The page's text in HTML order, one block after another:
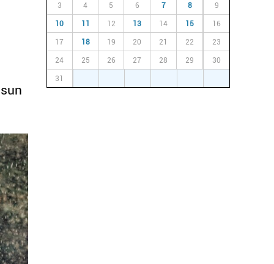
3 4 5 6 7 8 9
10 11 12 13 14 15 16
17 18 19 20 21 22 23
24 25 26 27 28 29 30
31